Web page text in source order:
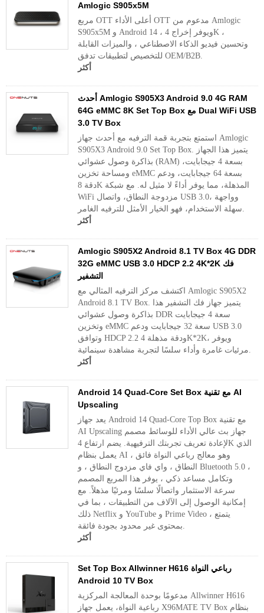
Amlogic S905x5M
مربع OTT أعلى الأداء OTT مدعوم من Amlogic
S905x5M و Android 14 ، ويوفر إخراج 4K ،
وتحسين فيديو الذكاء الاصطناعي ، والميزات القابلة
للتخصيص لتطبيقات تدفق OEM/B2B.
أكثر
أحدث Amlogic S905X3 Android 9.0 4G RAM
64G eMMC 8K Set Top Box مع Dual WiFi USB
3.0 TV Box
استمتع بتجربة قمة الترفيه مع أحدث جهاز Amlogic
S905X3 Android 9.0 Set Top Box. يتميز هذا الجهاز
بذاكرة وصول عشوائي (RAM) بسعة 4 جيجابايت،
ومساحة تخزين eMMC بسعة 64 جيجابايت، ودعم
دقة 8K المذهلة، مما يوفر أداءً لا مثيل له. مع شبكة
WiFi مزدوجة النطاق، واتصال USB 3.0، وواجهة
سهلة الاستخدام، فهو الخيار الأمثل للترفيه الغامر.
أكثر
Amlogic S905X2 Android 8.1 TV Box 4G DDR
32G eMMC USB 3.0 HDCP 2.2 4K*2K فك
التشفير
اكتشف مركز الترفيه المثالي مع Amlogic S905X2
Android 8.1 TV Box. يتميز جهاز فك التشفير هذا
بذاكرة وصول عشوائي DDR سعة 4 جيجابايت
وتخزين eMMC سعة 32 جيجابايت ودعم USB 3.0
وتوافق HDCP 2.2 ودقة مذهلة 4K*2K، ويوفر
مرئيات غامرة وأداء سلسًا لتجربة مشاهدة سينمائية.
أكثر
Android 14 Quad-Core Set Box مع تقنية AI
Upscaling
يعد جهاز Android 14 Quad-Core Top Box مع تقنية
AI Upscaling جهاز بث عالي الأداء للوسائط مصمم
لإعادة تعريف تجربتك الترفيهية. يضم ارتفاع 4K الذي
يعمل بنظام AI ، وهو معالج رباعي النواة فائق
النطاق ، واي فاي مزدوج النطاق ، و Bluetooth 5.0 ،
وتكامل مساعد ذكي ، يوفر هذا المربع المصمم
سرعة الاستثمار واتصالًا سلسًا ومرئيًا مذهلاً. مع
إمكانية الوصول إلى الآلاف من التطبيقات ، بما في
ذلك Netflix و YouTube و Prime Video ، يتمتع
بمحتوى غير محدود بجودة فائقة.
أكثر
Set Top Box Allwinner H616 رباعي النواة
Android 10 TV Box
مدعومًا بوحدة المعالجة المركزية Allwinner H616
رباعية النواة، يعمل جهاز X96MATE TV Box بنظام